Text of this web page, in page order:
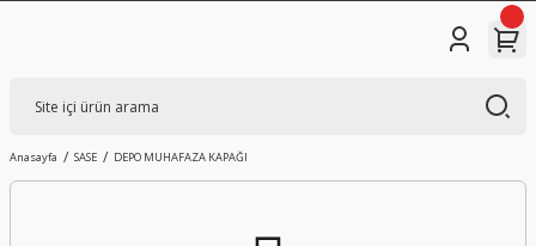
Anasayfa SASE DEPO MUHAFAZA KAPAĞI